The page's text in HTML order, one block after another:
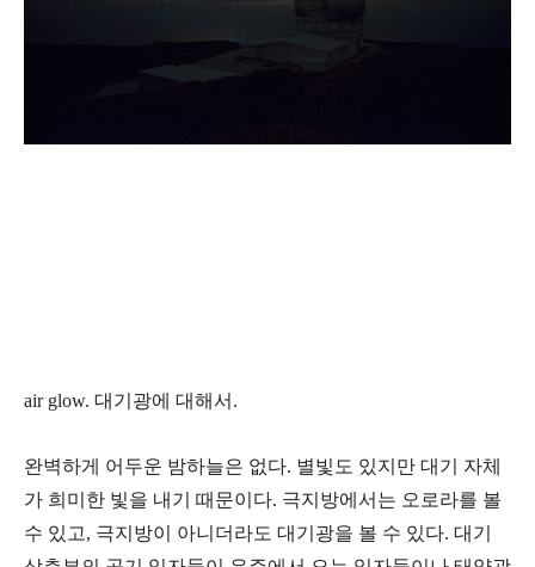
air glow. 대기광에 대해서.
완벽하게 어두운 밤하늘은 없다. 별빛도 있지만 대기 자체
가 희미한 빛을 내기 때문이다. 극지방에서는 오로라를 볼
수 있고, 극지방이 아니더라도 대기광을 볼 수 있다. 대기